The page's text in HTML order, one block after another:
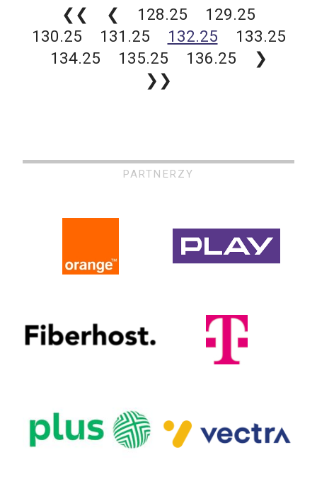
❮❮ ❮ 128.25
129.25
130.25
131.25 132.25
133.25
134.25
135.25 136.25
❯
❯❯
PARTNERZY